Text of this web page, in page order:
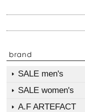
SALE men's
SALE women's
A.F ARTEFACT